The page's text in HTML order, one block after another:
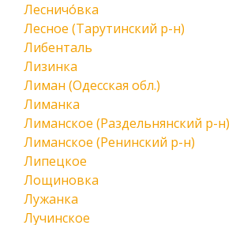
Лесничо́вка
Лесное (Тарутинский р-н)
Либенталь
Лизинка
Лиман (Одесская обл.)
Лиманка
Лиманское (Раздельнянский р-н)
Лиманское (Ренинский р-н)
Липецкое
Лощиновка
Лужанка
Лучинское